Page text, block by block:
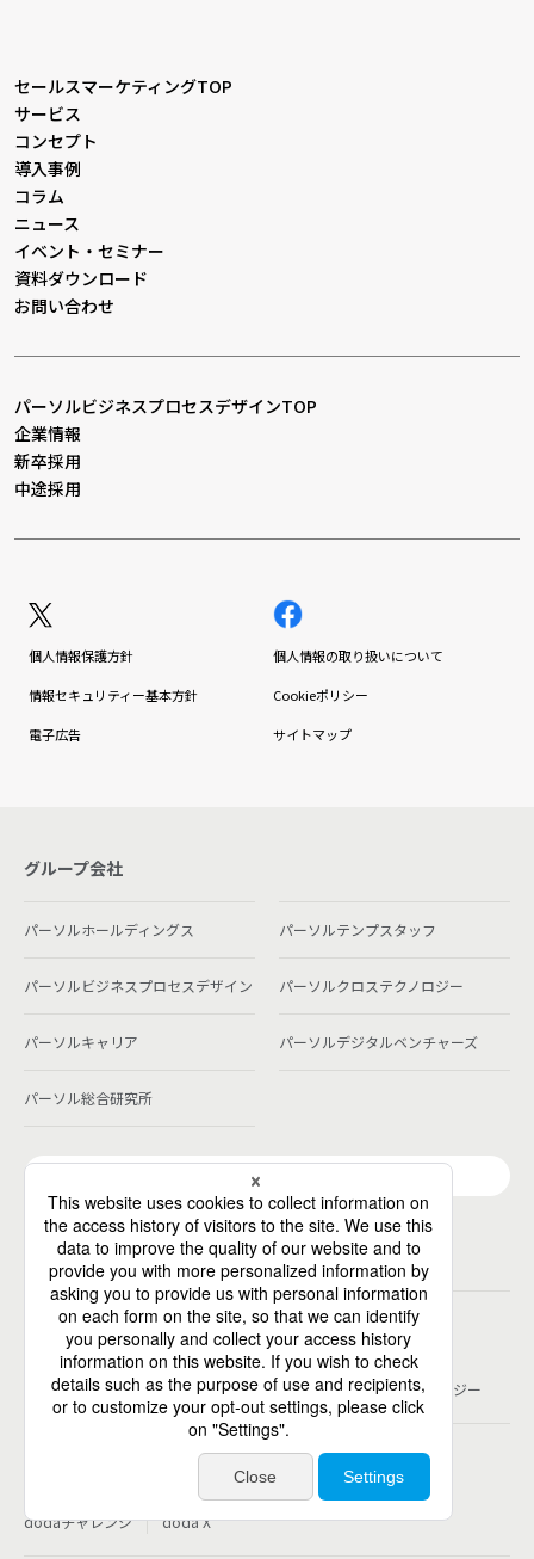
セールスマーケティングTOP
サービス
コンセプト
導入事例
コラム
ニュース
イベント・セミナー
資料ダウンロード
お問い合わせ
パーソルビジネスプロセスデザインTOP
企業情報
新卒採用
中途採用
個人情報保護方針 個人情報の取り扱いについて
情報セキュリティー基本方針 Cookieポリシー
電子広告 サイトマップ
グループ会社
パーソルホールディングス パーソルテンプスタッフ
パーソルビジネスプロセスデザイン パーソルクロステクノロジー
パーソルキャリア パーソルデジタルベンチャーズ
パーソル総合研究所
グループ会社一覧
個人向けサービス
人材派遣
テンプスタッフ
ジョブチェキ
ファンタブル
フレキシブルキャリア
Chall-edge パーソルクロステクノロジー
エグゼクティブエージェント
ミイダス
dodaチャレンジ
doda X